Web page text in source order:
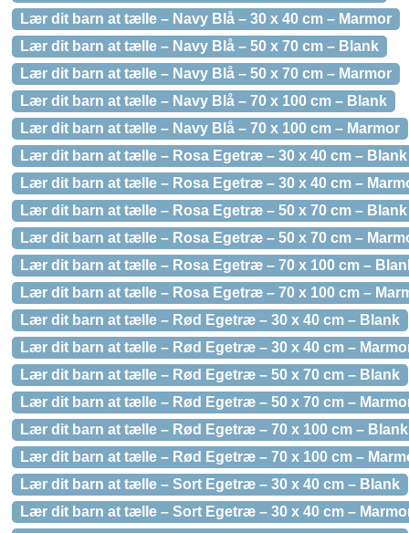
Lær dit barn at tælle – Navy Blå – 30 x 40 cm – Marmor
Lær dit barn at tælle – Navy Blå – 50 x 70 cm – Blank
Lær dit barn at tælle – Navy Blå – 50 x 70 cm – Marmor
Lær dit barn at tælle – Navy Blå – 70 x 100 cm – Blank
Lær dit barn at tælle – Navy Blå – 70 x 100 cm – Marmor
Lær dit barn at tælle – Rosa Egetræ – 30 x 40 cm – Blank
Lær dit barn at tælle – Rosa Egetræ – 30 x 40 cm –
Lær dit barn at tælle – Rosa Egetræ – 50 x 70 cm – Blank
Lær dit barn at tælle – Rosa Egetræ – 50 x 70 cm –
Lær dit barn at tælle – Rosa Egetræ – 70 x 100 cm –
Lær dit barn at tælle – Rosa Egetræ – 70 x 100 cm –
Lær dit barn at tælle – Rød Egetræ – 30 x 40 cm – Blank
Lær dit barn at tælle – Rød Egetræ – 30 x 40 cm –
Lær dit barn at tælle – Rød Egetræ – 50 x 70 cm – Blank
Lær dit barn at tælle – Rød Egetræ – 50 x 70 cm –
Lær dit barn at tælle – Rød Egetræ – 70 x 100 cm – Blank
Lær dit barn at tælle – Rød Egetræ – 70 x 100 cm –
Lær dit barn at tælle – Sort Egetræ – 30 x 40 cm – Blank
Lær dit barn at tælle – Sort Egetræ – 30 x 40 cm –